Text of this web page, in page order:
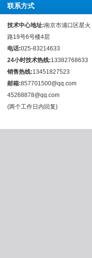
联系方式
技术中心地址:南京市浦口区星火
路19号6号楼4层
电话:025-83214633
24小时技术热线:13382768633
销售热线:13451827523
邮箱:857701500@qq.com
45268878@qq.com
(两个工作日内回复)